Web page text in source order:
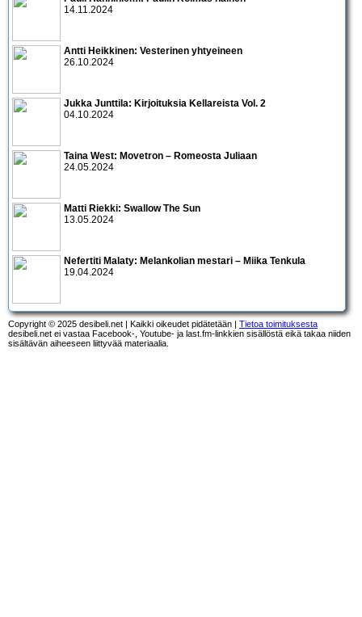
14.11.2024
Antti Heikkinen: Vesterinen yhtyeineen
26.10.2024
Jukka Junttila: Kirjoituksia Kellareista Vol. 2
04.10.2024
Taina West: Movetron – Romeosta Juliaan
24.05.2024
Matti Riekki: Swallow The Sun
13.05.2024
Nefertiti Malaty: Melankolian mestari – Miika Tenkula
19.04.2024
Copyright © 2025 desibeli.net | Kaikki oikeudet pidätetään | Tietoa toimituksesta
desibeli.net ei vastaa Facebook-, Youtube- ja last.fm-linkkien sisällöstä eikä takaa niiden
sisältävän aiheeseen liittyvää materiaalia.